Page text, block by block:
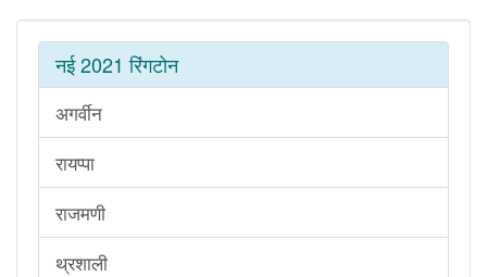
नई 2021 रिंगटोन
अगर्वीन
रायप्पा
राजमणी
थ्रशाली